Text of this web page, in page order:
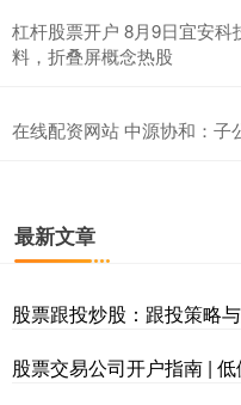
杠杆股票开户 8月9日宜安
料，折叠屏概念热股
在线配资网站 中源协和：子
最新文章
股票跟投炒股：跟投策略
股票交易公司开户指南 |